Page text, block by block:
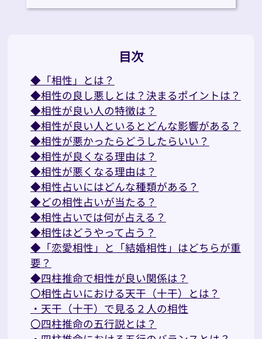
目次
◆「相性」とは？
◆相性の良し悪しとは？決まるポイントは？
◆相性が良い人の特徴は？
◆相性が良い人といるとどんな影響がある？
◆相性が悪かったらどうしたらいい？
◆相性が良くなる理由は？
◆相性が悪くなる理由は？
◆相性占いにはどんな種類がある？
◆どの相性占いが当たる？
◆相性占いでは何が占える？
◆相性はどうやって占う？
◆「恋愛相性」と「結婚相性」はどちらが重
要？
◆四柱推命で相性が良い関係は？
〇相性占いにおける天干（十干）とは？
・天干（十干）で見る２人の相性
〇四柱推命の五行説とは？